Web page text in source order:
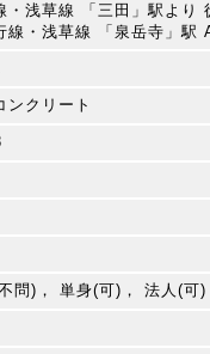
・浅草線 「三田」駅より
線・浅草線 「泉岳寺」駅
ンクリート
問)， 単身(可)， 法人(可)